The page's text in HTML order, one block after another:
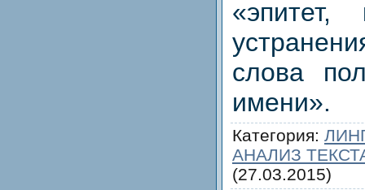
«эпитет,
слова
имени».
Категория:
АНАЛИЗ
(27.03.2015)